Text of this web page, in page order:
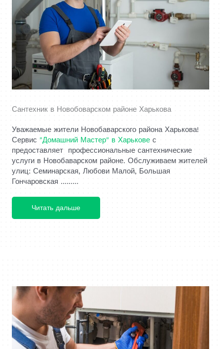
Сантехник в Новобоварском районе Харькова
Уважаемые жители Новобаварского района Харькова!
Сервис "Домашний Мастер" в Харькове с
предоставляет профессиональные сантехнические
услуги в Новобаварском районе. Обслуживаем жителей
улиц: Семинарская, Любови Малой, Большая
Гончаровская .........
Читать дальше